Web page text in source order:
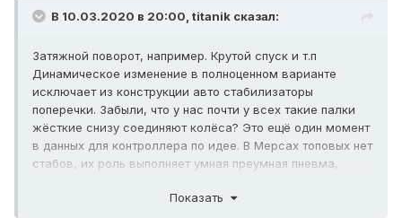
В 10.03.2020 в 20:00, titanik сказал:
Затяжной поворот, например. Крутой спуск и т.п
Динамическое изменение в полноценном варианте
исключает из конструкции авто стабилизаторы
поперечки. Забыли, что у нас почти у всех такие палки
жёсткие снизу соединяют колёса? Это ещё один момент
в данных для контроллера по идее. В Мерсах топовых нет
стабов, их роль выполняет умная преумная пневма,
водителя, держа кузоввсегда в нужном уровне и
Показать